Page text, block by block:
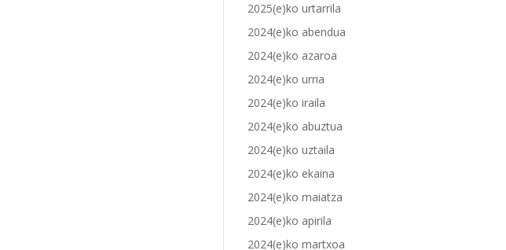
2025(e)ko urtarrila
2024(e)ko abendua
2024(e)ko azaroa
2024(e)ko urria
2024(e)ko iraila
2024(e)ko abuztua
2024(e)ko uztaila
2024(e)ko ekaina
2024(e)ko maiatza
2024(e)ko apirila
2024(e)ko martxoa